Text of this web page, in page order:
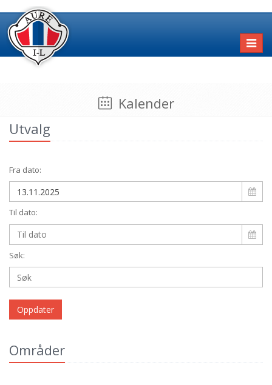
Kalender
Utvalg
Fra dato:
Til dato:
Søk:
Oppdater
Områder